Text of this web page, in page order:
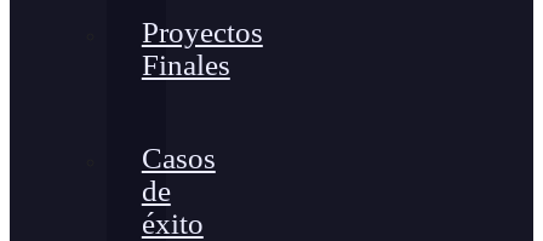
Proyectos
Finales
Casos
de
éxito